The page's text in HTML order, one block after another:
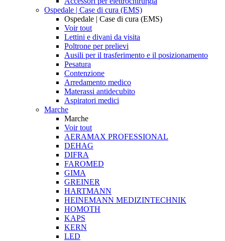
Ospedale | Case di cura (EMS)
Ospedale | Case di cura (EMS)
Voir tout
Lettini e divani da visita
Poltrone per prelievi
Ausili per il trasferimento e il posizionamento
Pesatura
Contenzione
Arredamento medico
Materassi antidecubito
Aspiratori medici
Marche
Marche
Voir tout
AERAMAX PROFESSIONAL
DEHAG
DIFRA
FAROMED
GIMA
GREINER
HARTMANN
HEINEMANN MEDIZINTECHNIK
HOMOTH
KAPS
KERN
LED